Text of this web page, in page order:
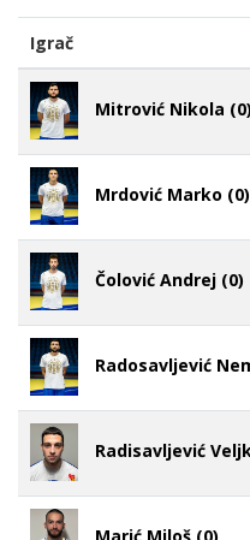
Igrač
Mitrović Nikola (0)
Mrdović Marko (0)
Čolović Andrej (0)
Radosavljević
Radisavljević